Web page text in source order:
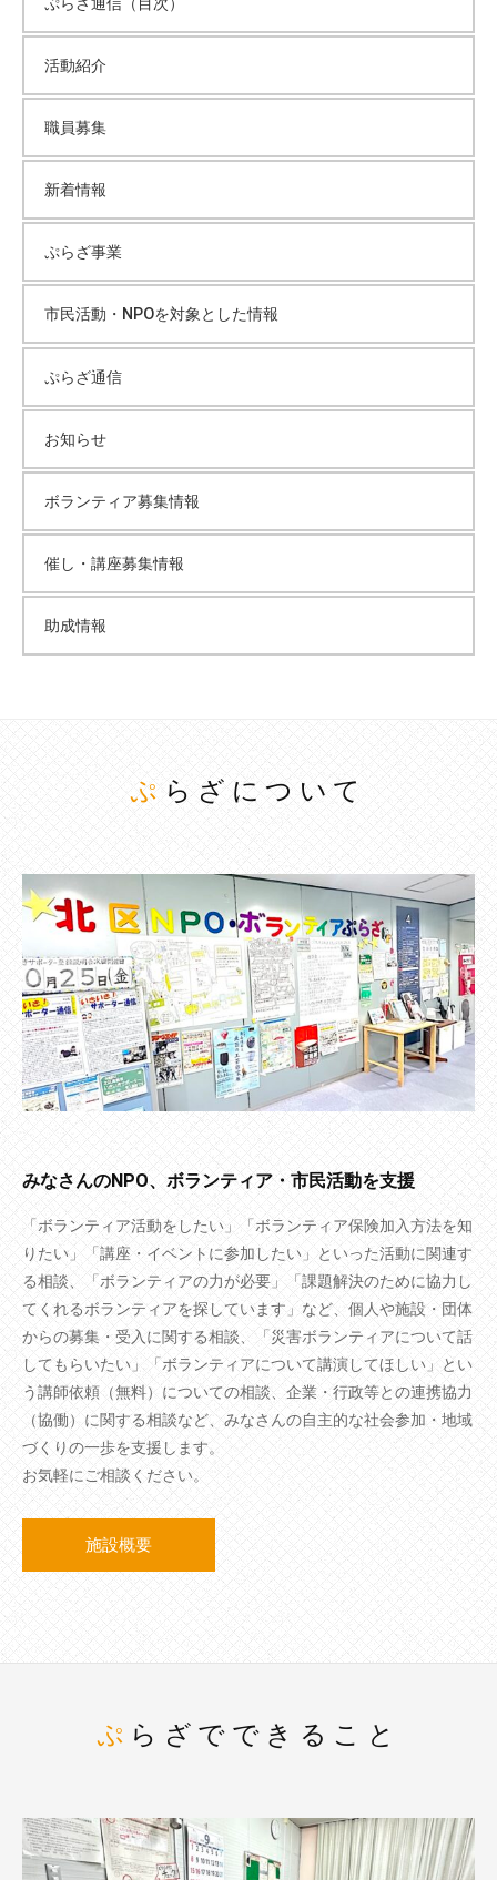
活動紹介
職員募集
新着情報
ぷらざ事業
市民活動・NPOを対象とした情報
ぷらざ通信
お知らせ
ボランティア募集情報
催し・講座募集情報
助成情報
ぷらざについて
みなさんのNPO、ボランティア・市民活動を支援
「ボランティア活動をしたい」「ボランティア保険加入方法を知
りたい」「講座・イベントに参加したい」といった活動に関連す
る相談、「ボランティアの力が必要」「課題解決のために協力し
てくれるボランティアを探しています」など、個人や施設・団体
からの募集・受入に関する相談、「災害ボランティアについて話
してもらいたい」「ボランティアについて講演してほしい」とい
う講師依頼（無料）についての相談、企業・行政等との連携協力
（協働）に関する相談など、みなさんの自主的な社会参加・地域
づくりの一歩を支援します。
お気軽にご相談ください。
施設概要
ぷらざでできること